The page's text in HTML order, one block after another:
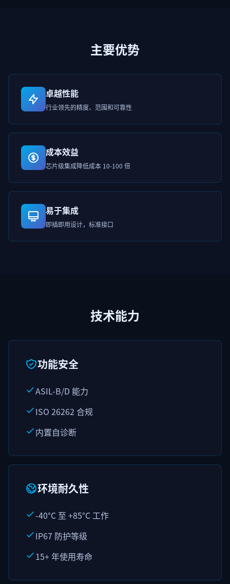
主要优势
卓越性能
行业领先的精度、范围和可靠性
成本效益
芯片级集成降低成本 10-100 倍
易于集成
即插即用设计，标准接口
技术能力
功能安全
ASIL-B/D 能力
ISO 26262 合规
内置自诊断
环境耐久性
-40°C 至 +85°C 工作
IP67 防护等级
15+ 年使用寿命